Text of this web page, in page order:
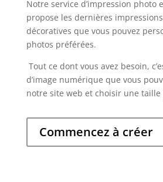
Notre service d’impression photo
propose les dernières
décoratives que vous pouvez
photos préférées.
Tout ce dont vous avez besoin,
d’image numérique que vous
notre site web et choisir une
Commencez à créer